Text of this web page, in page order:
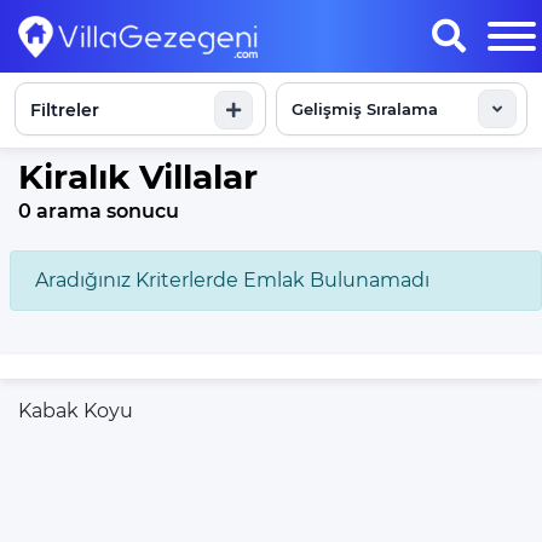
Filtreler
Sonuçları Göster
Kiralık Villalar
0 arama sonucu
Aradığınız Kriterlerde Emlak Bulunamadı
Kabak Koyu